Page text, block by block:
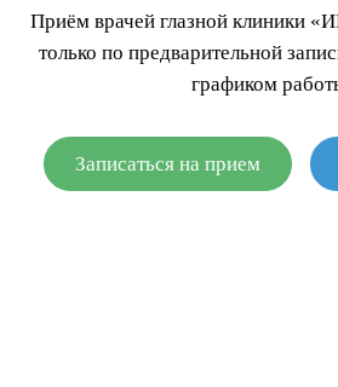
Приём врачей глазной клиники
только по предварительной
графиком
Записаться на прием